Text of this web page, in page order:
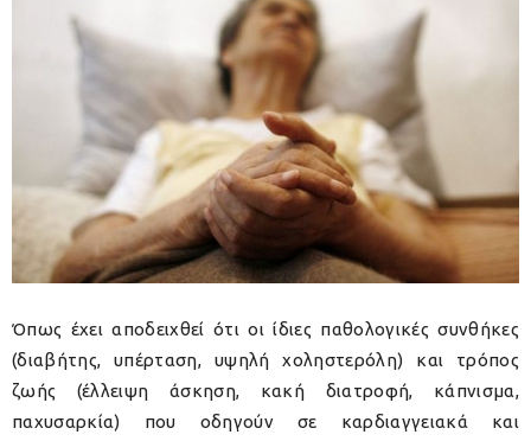
Όπως έχει αποδειχθεί ότι οι ίδιες παθολογικές συνθήκες
(διαβήτης, υπέρταση, υψηλή χοληστερόλη) και τρόπος
ζωής (έλλειψη άσκηση, κακή διατροφή, κάπνισμα,
παχυσαρκία) που οδηγούν σε καρδιαγγειακά και